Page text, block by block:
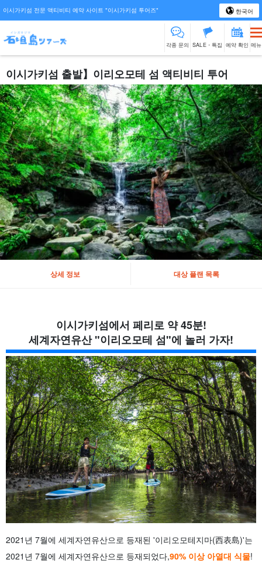
이시가키섬 전문 액티비티 예약 사이트 "이시가키섬 투어즈" 한국어
각종 문의 SALE・특집 예약 확인 메뉴
이시가키섬 출발】이리오모테 섬 액티비티 투어
상세 정보 대상 플랜 목록
이시가키섬에서 페리로 약 45분!
세계자연유산 "이리오모테 섬"에 놀러 가자!
2021년 7월에 세계자연유산으로 등재된 '이리오모테지마(西表島)'는
2021년 7월에 세계자연유산으로 등재되었다,90% 이상 아열대 식물!